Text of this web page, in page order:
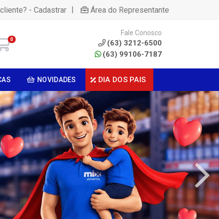
- Cadastrar | Área do Representante
0
Fale Conosco
(63) 3212-6500
(63) 99106-7187
NOVIDADES DIA DOS PAIS